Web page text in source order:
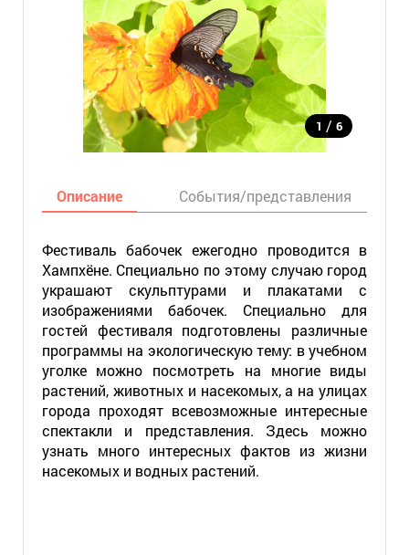
1 / 6
Описание События/представления
Фестиваль бабочек ежегодно проводится в
Хампхёне. Специально по этому случаю город
украшают скульптурами и плакатами с
изображениями бабочек. Специально для
гостей фестиваля подготовлены различные
программы на экологическую тему: в учебном
уголке можно посмотреть на многие виды
растений, животных и насекомых, а на улицах
города проходят всевозможные интересные
спектакли и представления. Здесь можно
узнать много интересных фактов из жизни
насекомых и водных растений.